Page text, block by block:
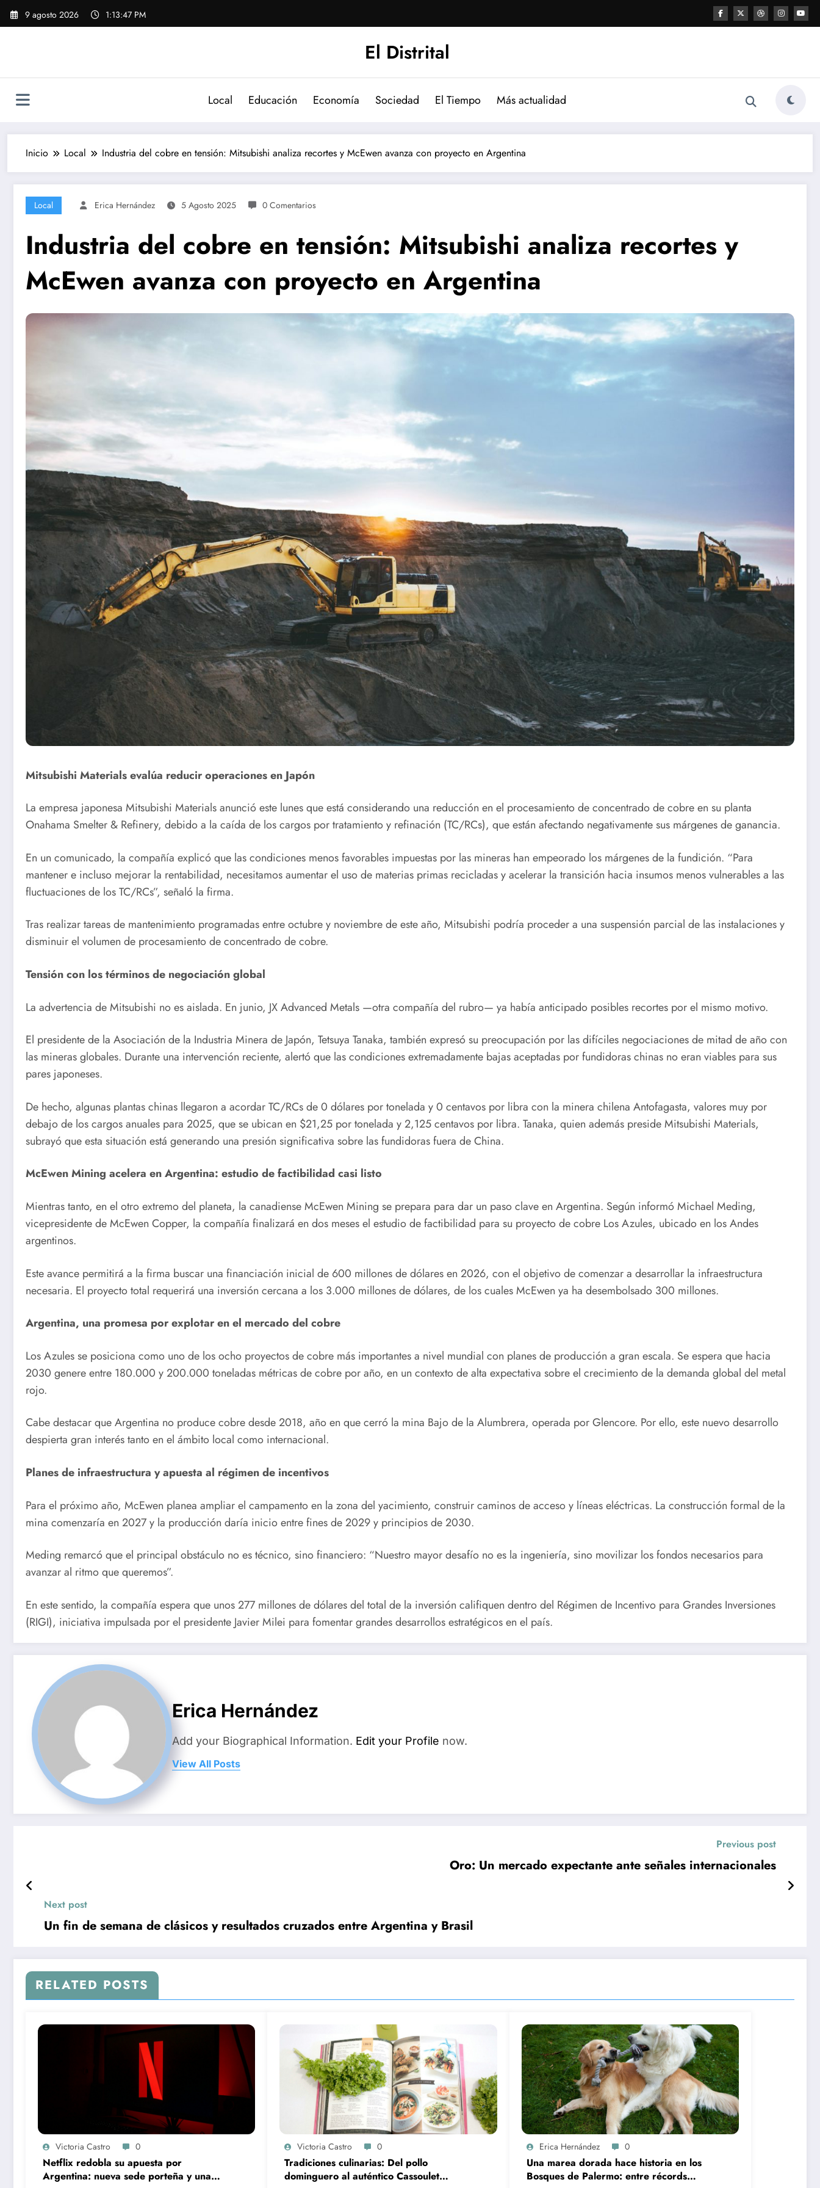
Saltar
9 agosto 2026 1:13:48 PM
El Distrital
Local Educación Economía Sociedad El Tiempo Más actualidad
Inicio Local Industria del cobre en tensión: Mitsubishi analiza recortes y McEwen avanza con proyecto en Argentina
Local Erica Hernández 5 Agosto 2025 0 Comentarios
Industria del cobre en tensión: Mitsubishi analiza recortes y
McEwen avanza con proyecto en Argentina
Mitsubishi Materials evalúa reducir operaciones en Japón
La empresa japonesa Mitsubishi Materials anunció este lunes que está considerando una reducción en el procesamiento de concentrado de cobre en su planta
Onahama Smelter & Refinery, debido a la caída de los cargos por tratamiento y refinación (TC/RCs), que están afectando negativamente sus márgenes de ganancia.
En un comunicado, la compañía explicó que las condiciones menos favorables impuestas por las mineras han empeorado los márgenes de la fundición. “Para
mantener e incluso mejorar la rentabilidad, necesitamos aumentar el uso de materias primas recicladas y acelerar la transición hacia insumos menos vulnerables a las
fluctuaciones de los TC/RCs”, señaló la firma.
Tras realizar tareas de mantenimiento programadas entre octubre y noviembre de este año, Mitsubishi podría proceder a una suspensión parcial de las instalaciones y
disminuir el volumen de procesamiento de concentrado de cobre.
Tensión con los términos de negociación global
La advertencia de Mitsubishi no es aislada. En junio, JX Advanced Metals —otra compañía del rubro— ya había anticipado posibles recortes por el mismo motivo.
El presidente de la Asociación de la Industria Minera de Japón, Tetsuya Tanaka, también expresó su preocupación por las difíciles negociaciones de mitad de año con
las mineras globales. Durante una intervención reciente, alertó que las condiciones extremadamente bajas aceptadas por fundidoras chinas no eran viables para sus
pares japoneses.
De hecho, algunas plantas chinas llegaron a acordar TC/RCs de 0 dólares por tonelada y 0 centavos por libra con la minera chilena Antofagasta, valores muy por
debajo de los cargos anuales para 2025, que se ubican en $21,25 por tonelada y 2,125 centavos por libra. Tanaka, quien además preside Mitsubishi Materials,
subrayó que esta situación está generando una presión significativa sobre las fundidoras fuera de China.
McEwen Mining acelera en Argentina: estudio de factibilidad casi listo
Mientras tanto, en el otro extremo del planeta, la canadiense McEwen Mining se prepara para dar un paso clave en Argentina. Según informó Michael Meding,
vicepresidente de McEwen Copper, la compañía finalizará en dos meses el estudio de factibilidad para su proyecto de cobre Los Azules, ubicado en los Andes
argentinos.
Este avance permitirá a la firma buscar una financiación inicial de 600 millones de dólares en 2026, con el objetivo de comenzar a desarrollar la infraestructura
necesaria. El proyecto total requerirá una inversión cercana a los 3.000 millones de dólares, de los cuales McEwen ya ha desembolsado 300 millones.
Argentina, una promesa por explotar en el mercado del cobre
Los Azules se posiciona como uno de los ocho proyectos de cobre más importantes a nivel mundial con planes de producción a gran escala. Se espera que hacia
2030 genere entre 180.000 y 200.000 toneladas métricas de cobre por año, en un contexto de alta expectativa sobre el crecimiento de la demanda global del metal
rojo.
Cabe destacar que Argentina no produce cobre desde 2018, año en que cerró la mina Bajo de la Alumbrera, operada por Glencore. Por ello, este nuevo desarrollo
despierta gran interés tanto en el ámbito local como internacional.
Planes de infraestructura y apuesta al régimen de incentivos
Para el próximo año, McEwen planea ampliar el campamento en la zona del yacimiento, construir caminos de acceso y líneas eléctricas. La construcción formal de la
mina comenzaría en 2027 y la producción daría inicio entre fines de 2029 y principios de 2030.
Meding remarcó que el principal obstáculo no es técnico, sino financiero: “Nuestro mayor desafío no es la ingeniería, sino movilizar los fondos necesarios para
avanzar al ritmo que queremos”.
En este sentido, la compañía espera que unos 277 millones de dólares del total de la inversión califiquen dentro del Régimen de Incentivo para Grandes Inversiones
(RIGI), iniciativa impulsada por el presidente Javier Milei para fomentar grandes desarrollos estratégicos en el país.
Erica Hernández
Add your Biographical Information. Edit your Profile now.
View All Posts
Previous post
Oro: Un mercado expectante ante señales internacionales
Next post
Un fin de semana de clásicos y resultados cruzados entre Argentina y Brasil
RELATED POSTS
Victoria Castro 0
Netflix redobla su apuesta por
Argentina: nueva sede porteña y una
Victoria Castro 0
Tradiciones culinarias: Del pollo
dominguero al auténtico Cassoulet
Erica Hernández 0
Una marea dorada hace historia en los
Bosques de Palermo: entre récords